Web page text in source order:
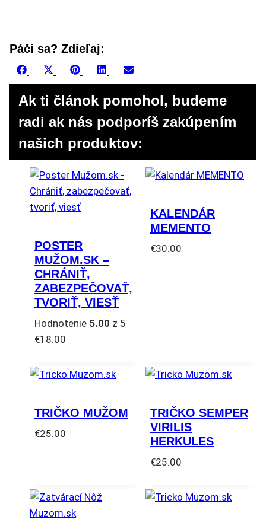
Páči sa? Zdieľaj:
Share
on
Facebook
Share
on
(Twitter)
Share
on
PinterestShare
on
LinkedInShare
on
Ak ti článok pomohol, budeme
radi ak nás podporíš zakúpením
našich produktov:
POSTER
MUŽOM.SK –
CHRÁNIŤ,
ZABEZPEČOVAŤ,
TVORIŤ, VIESŤ
Hodnotenie 5.00 z 5
€18.00
KALENDÁR
MEMENTO
€30.00
TRIČKO MUŽOM
€25.00
viacero
variantov.
TRIČKO SEMPER
VIRILIS
HERKULES
€25.00
produkt